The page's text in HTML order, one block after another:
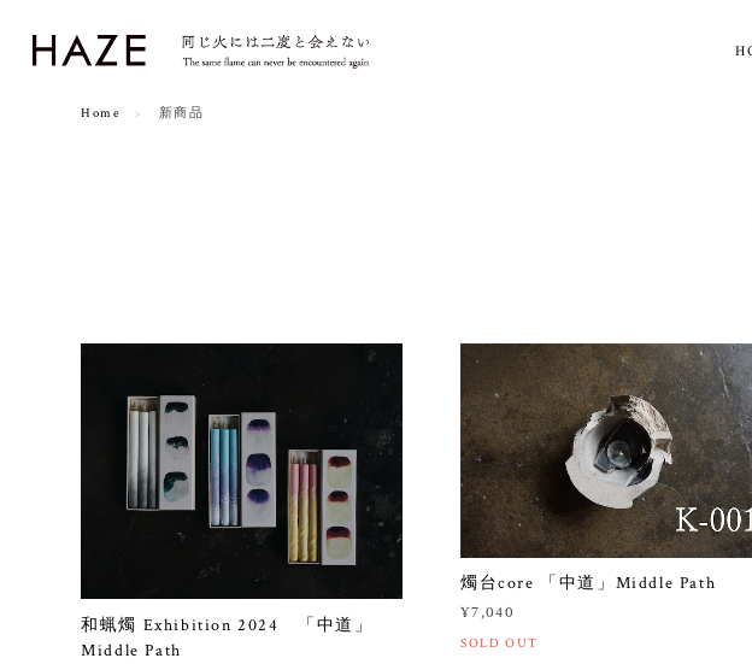
Home 新商品
和蝋燭 Exhibition 2024 「中道」
Middle Path
燭台core 「中道」Middle Path
¥7,040
SOLD OUT